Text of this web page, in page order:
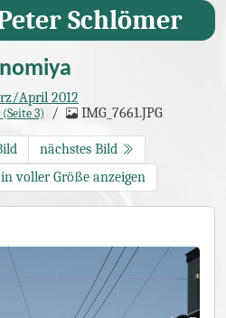
Schlömer
April 2012
(Seite 3) IMG_7661.JPG
nächstes Bild
in voller Größe anzeigen